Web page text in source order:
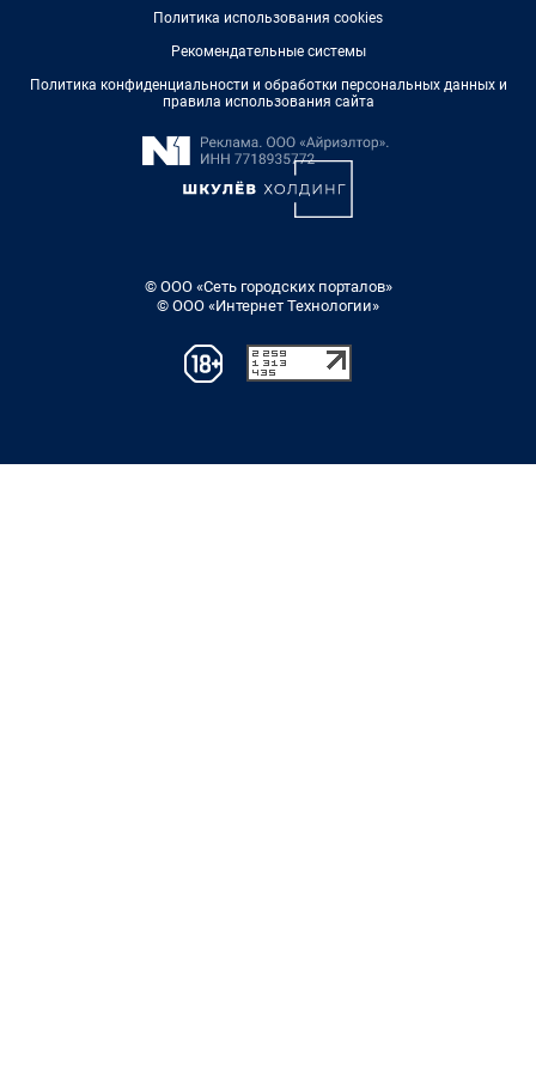
Политика использования cookies
Рекомендательные системы
Политика конфиденциальности и обработки персональных данных и
правила использования сайта
© ООО «Сеть городских порталов»
© ООО «Интернет Технологии»